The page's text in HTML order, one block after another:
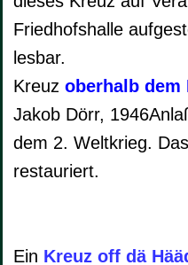
Friedhofshalle
lesbar.
Kreuz oberhalb dem
Jakob Dörr,
dem 2. Weltkrieg.
restauriert.
Ein Kreuz off dä